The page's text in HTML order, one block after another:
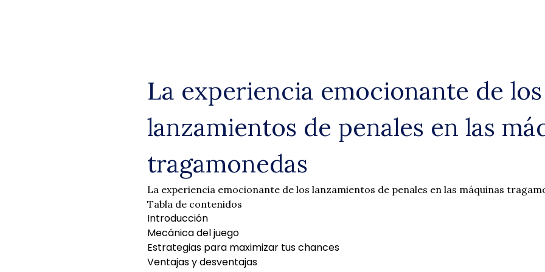
La experiencia emocionante de los
lanzamientos de penales en las
tragamonedas
La experiencia emocionante de los lanzamientos de penales en las máquinas
Tabla de contenidos
Introducción
Mecánica del juego
Estrategias para maximizar tus chances
Ventajas y desventajas